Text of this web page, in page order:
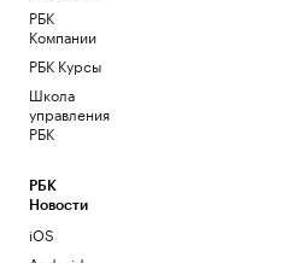
РБК
Компании
РБК Курсы
Школа
управления
РБК
РБК
Новости
iOS